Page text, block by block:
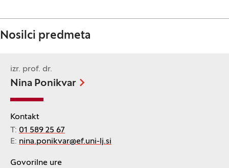
Nosilci predmeta
izr. prof. dr.
Nina Ponikvar
Kontakt
T: 01 589 25 67
E: nina.ponikvar@ef.uni-lj.si
Govorilne ure